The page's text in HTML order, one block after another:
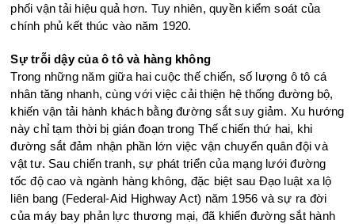
phối vận tải hiệu quả hơn. Tuy nhiên, quyền kiểm soát của
chính phủ kết thúc vào năm 1920.
Sự trỗi dậy của ô tô và hàng không
Trong những năm giữa hai cuộc thế chiến, số lượng ô tô cá
nhân tăng nhanh, cùng với việc cải thiện hệ thống đường bộ,
khiến vận tải hành khách bằng đường sắt suy giảm. Xu hướng
này chỉ tạm thời bị gián đoạn trong Thế chiến thứ hai, khi
đường sắt đảm nhận phần lớn việc vận chuyển quân đội và
vật tư. Sau chiến tranh, sự phát triển của mạng lưới đường
tốc độ cao và ngành hàng không, đặc biệt sau Đạo luật xa lộ
liên bang (Federal-Aid Highway Act) năm 1956 và sự ra đời
của máy bay phản lực thương mại, đã khiến đường sắt hành